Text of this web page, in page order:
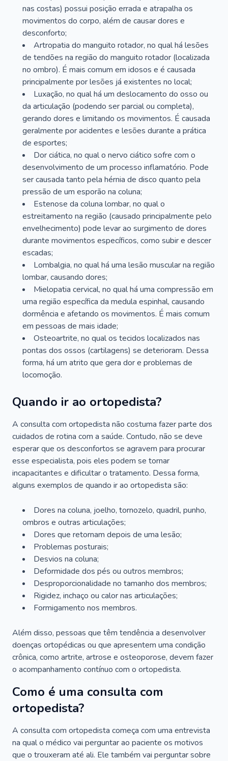
nas costas) possui posição errada e atrapalha os
movimentos do corpo, além de causar dores e
desconforto;
Artropatia do manguito rotador, no qual há lesões
de tendões na região do manguito rotador (localizada
no ombro). É mais comum em idosos e é causada
principalmente por lesões já existentes no local;
Luxação, no qual há um deslocamento do osso ou
da articulação (podendo ser parcial ou completa),
gerando dores e limitando os movimentos. É causada
geralmente por acidentes e lesões durante a prática
de esportes;
Dor ciática, no qual o nervo ciático sofre com o
desenvolvimento de um processo inflamatório. Pode
ser causada tanto pela hérnia de disco quanto pela
pressão de um esporão na coluna;
Estenose da coluna lombar, no qual o
estreitamento na região (causado principalmente pelo
envelhecimento) pode levar ao surgimento de dores
durante movimentos específicos, como subir e descer
escadas;
Lombalgia, no qual há uma lesão muscular na região
lombar, causando dores;
Mielopatia cervical, no qual há uma compressão em
uma região específica da medula espinhal, causando
dormência e afetando os movimentos. É mais comum
em pessoas de mais idade;
Osteoartrite, no qual os tecidos localizados nas
pontas dos ossos (cartilagens) se deterioram. Dessa
forma, há um atrito que gera dor e problemas de
locomoção.
Quando ir ao ortopedista?
A consulta com ortopedista não costuma fazer parte dos
cuidados de rotina com a saúde. Contudo, não se deve
esperar que os desconfortos se agravem para procurar
esse especialista, pois eles podem se tornar
incapacitantes e dificultar o tratamento. Dessa forma,
alguns exemplos de quando ir ao ortopedista são:
Dores na coluna, joelho, tornozelo, quadril, punho,
ombros e outras articulações;
Dores que retornam depois de uma lesão;
Problemas posturais;
Desvios na coluna;
Deformidade dos pés ou outros membros;
Desproporcionalidade no tamanho dos membros;
Rigidez, inchaço ou calor nas articulações;
Formigamento nos membros.
Além disso, pessoas que têm tendência a desenvolver
doenças ortopédicas ou que apresentem uma condição
crônica, como artrite, artrose e osteoporose, devem fazer
o acompanhamento contínuo com o ortopedista.
Como é uma consulta com
ortopedista?
A consulta com ortopedista começa com uma entrevista
na qual o médico vai perguntar ao paciente os motivos
que o trouxeram até ali. Ele também vai perguntar sobre